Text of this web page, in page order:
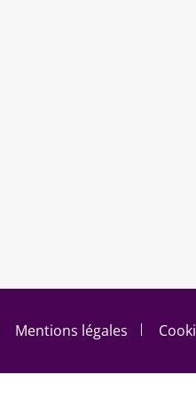
Mentions légales